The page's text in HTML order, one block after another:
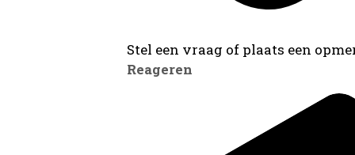
Stel een vraag of plaats een
Reageren